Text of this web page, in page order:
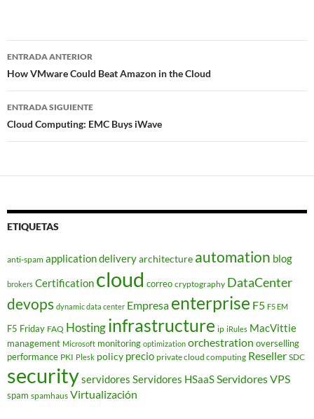
Navegador
de
entradas
ENTRADA ANTERIOR
How VMware Could Beat Amazon in the Cloud
ENTRADA SIGUIENTE
Cloud Computing: EMC Buys iWave
ETIQUETAS
anti-spam application deliveryarchitecture automation blog
brokers Certification cloud correo cryptography DataCenter
devops dynamic data center Empresa enterprise F5 F5 EM
F5 Friday FAQ Hostinginfrastructure ip iRules MacVittie
management Microsoft monitoring optimization orchestration overselling
performance PKI Plesk policy precio private cloud computing Reseller SDC
securityservidores Servidores HSaaSServidores VPS
spam spamhaus Virtualización